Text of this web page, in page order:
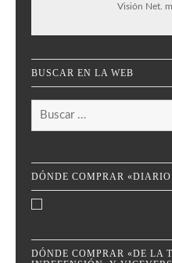
Visión Net.
BUSCAR EN LA WEB
Buscar:
DÓNDE COMPRAR
DÓNDE COMPRAR «DE LA